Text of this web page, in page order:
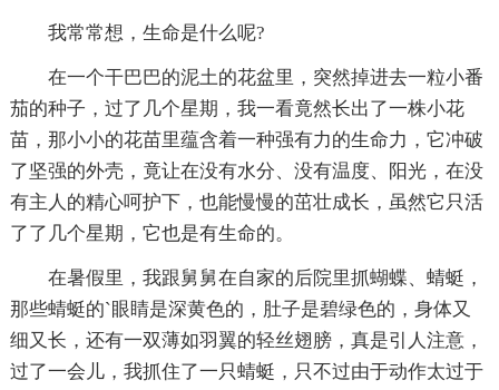
我常常想，生命是什么呢?
在一个干巴巴的泥土的花盆里，突然掉进去一粒小番
茄的种子，过了几个星期，我一看竟然长出了一株小花
苗，那小小的花苗里蕴含着一种强有力的生命力，它冲破
了坚强的外壳，竟让在没有水分、没有温度、阳光，在没
有主人的精心呵护下，也能慢慢的茁壮成长，虽然它只活
了了几个星期，它也是有生命的。
在暑假里，我跟舅舅在自家的后院里抓蝴蝶、蜻蜓，
那些蜻蜓的`眼睛是深黄色的，肚子是碧绿色的，身体又
细又长，还有一双薄如羽翼的轻丝翅膀，真是引人注意，
过了一会儿，我抓住了一只蜻蜓，只不过由于动作太过于